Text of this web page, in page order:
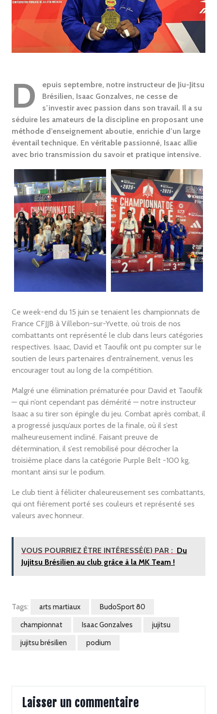
D
epuis septembre, notre instructeur de Jiu-Jitsu
Brésilien, Isaac Gonzalves, ne cesse de
s’investir avec passion dans son travail. Il a su
séduire les amateurs de la discipline en proposant une
méthode d’enseignement aboutie, enrichie d’un large
éventail technique. En véritable passionné, Isaac allie
avec brio transmission du savoir et pratique intensive.
Ce week-end du 15 juin se tenaient les championnats de
France CFJJB à Villebon-sur-Yvette, où trois de nos
combattants ont représenté le club dans leurs catégories
respectives. Isaac, David et Taoufik ont pu compter sur le
soutien de leurs partenaires d’entraînement, venus les
encourager tout au long de la compétition.
Malgré une élimination prématurée pour David et Taoufik
— qui n’ont cependant pas démérité — notre instructeur
Isaac a su tirer son épingle du jeu. Combat après combat, il
a progressé jusqu’aux portes de la finale, où il s’est
malheureusement incliné. Faisant preuve de
détermination, il s’est remobilisé pour décrocher la
troisième place dans la catégorie Purple Belt -100 kg,
montant ainsi sur le podium.
Le club tient à féliciter chaleureusement ses combattants,
qui ont fièrement porté ses couleurs et représenté ses
valeurs avec honneur.
VOUS POURRIEZ ÊTRE INTÉRESSÉ(E) PAR : Du
Jujitsu Brésilien au club grâce à la MK Team !
Tags: arts martiaux BudoSport 80
championnat Isaac Gonzalves jujitsu
jujitsu brésilien podium
Laisser un commentaire